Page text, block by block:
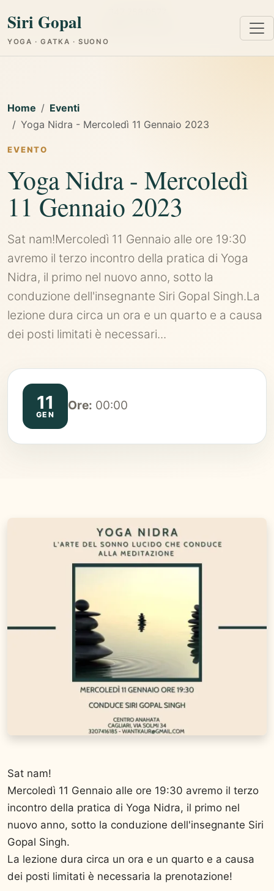
Siri Gopal
YOGA · GATKA · SUONO
Home
Eventi
Yoga Nidra - Mercoledì 11 Gennaio 2023
EVENTO
Yoga Nidra - Mercoledì
11 Gennaio 2023
Sat nam!Mercoledì 11 Gennaio alle ore 19:30
avremo il terzo incontro della pratica di Yoga
Nidra, il primo nel nuovo anno, sotto la
conduzione dell'insegnante Siri Gopal Singh.La
lezione dura circa un ora e un quarto e a causa
dei posti limitati è necessari...
11
GEN
Ore: 00:00
Sat nam!
Mercoledì 11 Gennaio alle ore 19:30 avremo il terzo
incontro della pratica di Yoga Nidra, il primo nel
nuovo anno, sotto la conduzione dell'insegnante Siri
Gopal Singh.
La lezione dura circa un ora e un quarto e a causa
dei posti limitati è necessaria la prenotazione!